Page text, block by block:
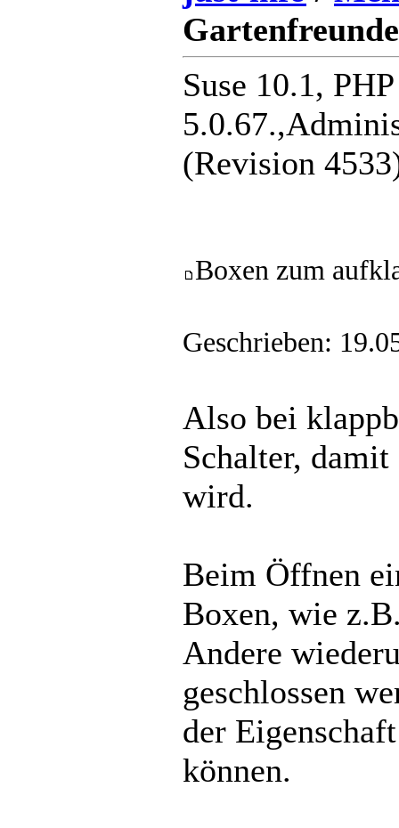
Suse 10.1,
(Revision
Boxen zum
Geschrieben:
Also bei
Schalter,
wird.
Beim Öffnen
Boxen, wie
Andere
geschlossen
der
können.